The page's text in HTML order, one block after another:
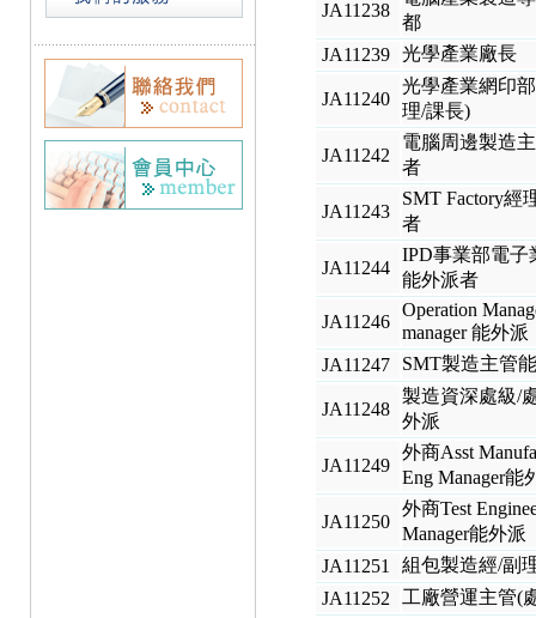
JA11238
都
JA11239 光學產業廠長
JA11240
光學產業網印
理/課長)
JA11242
電腦周邊製造
者
JA11243
SMT Factory經
者
JA11244
IPD事業部電子
能外派者
JA11246
Operation
manager 能外派
JA11247
SMT製造主管
JA11248
製造資深處級/
外派
JA11249
外商Asst
Eng Manager能
JA11250
外商Test
Manager能外派
JA11251
組包製造經/副
JA11252
工廠營運主管(